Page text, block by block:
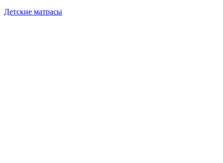
Детские матрасы